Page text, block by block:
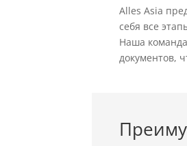
Alles Asia
себя все
Наша
документов,